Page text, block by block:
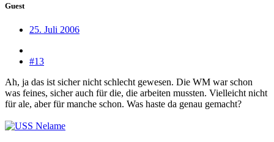
Guest
25. Juli 2006
#13
Ah, ja das ist sicher nicht schlecht gewesen. Die WM war schon
was feines, sicher auch für die, die arbeiten mussten. Vielleicht nicht
für ale, aber für manche schon. Was haste da genau gemacht?